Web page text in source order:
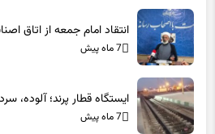
7 ماه پیش